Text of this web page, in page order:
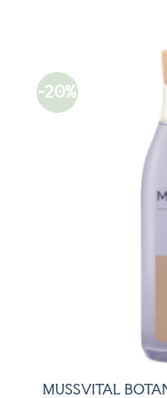
-20%
MUSSVITAL